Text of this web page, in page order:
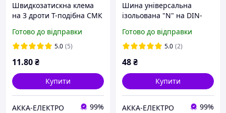
Швидкозатискна клема
на 3 дроти Т-подібна СМК
Готово до відправки
5.0 (5)
11.80₴
Купити
АККА-ЕЛЕКТРО 99%
Шина універсальна
ізольована "N" на DIN-
Готово до відправки
5.0 (2)
48₴
Купити
АККА-ЕЛЕКТРО 99%